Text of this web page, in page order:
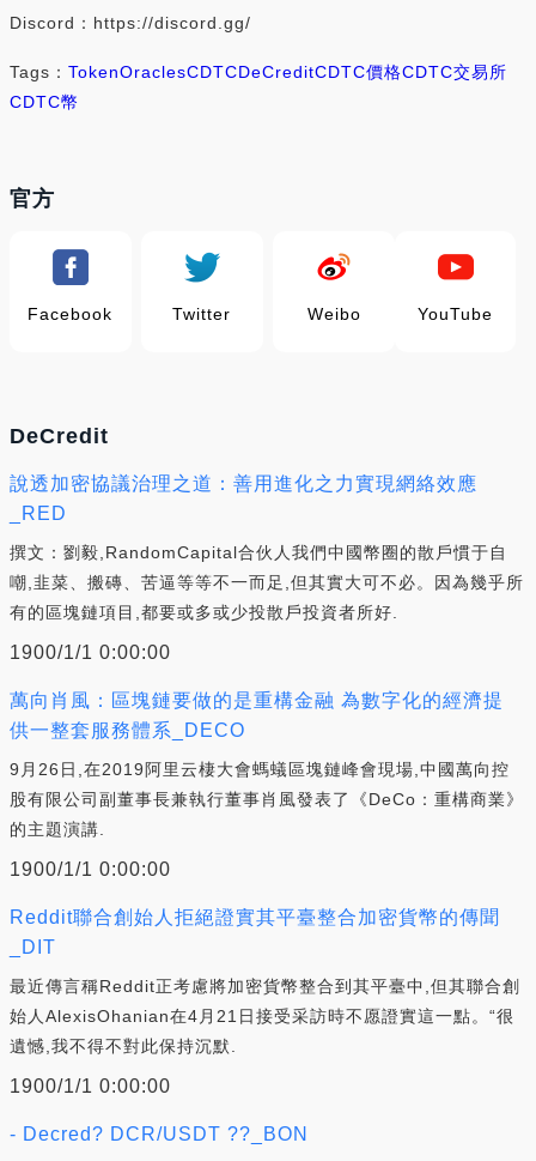
Discord：https://discord.gg/
Tags： TokenOraclesCDTCDeCreditCDTC價格CDTC交易所
CDTC幣
官方
Facebook Twitter Weibo YouTube
DeCredit
說透加密協議治理之道：善用進化之力實現網絡效應
_RED
撰文：劉毅,RandomCapital合伙人我們中國幣圈的散戶慣于自
嘲,韭菜、搬磚、苦逼等等不一而足,但其實大可不必。因為幾乎所
有的區塊鏈項目,都要或多或少投散戶投資者所好.
1900/1/1 0:00:00
萬向肖風：區塊鏈要做的是重構金融 為數字化的經濟提
供一整套服務體系_DECO
9月26日,在2019阿里云棲大會螞蟻區塊鏈峰會現場,中國萬向控
股有限公司副董事長兼執行董事肖風發表了《DeCo：重構商業》
的主題演講.
1900/1/1 0:00:00
Reddit聯合創始人拒絕證實其平臺整合加密貨幣的傳聞
_DIT
最近傳言稱Reddit正考慮將加密貨幣整合到其平臺中,但其聯合創
始人AlexisOhanian在4月21日接受采訪時不愿證實這一點。“很
遺憾,我不得不對此保持沉默.
1900/1/1 0:00:00
- Decred? DCR/USDT ??_BON